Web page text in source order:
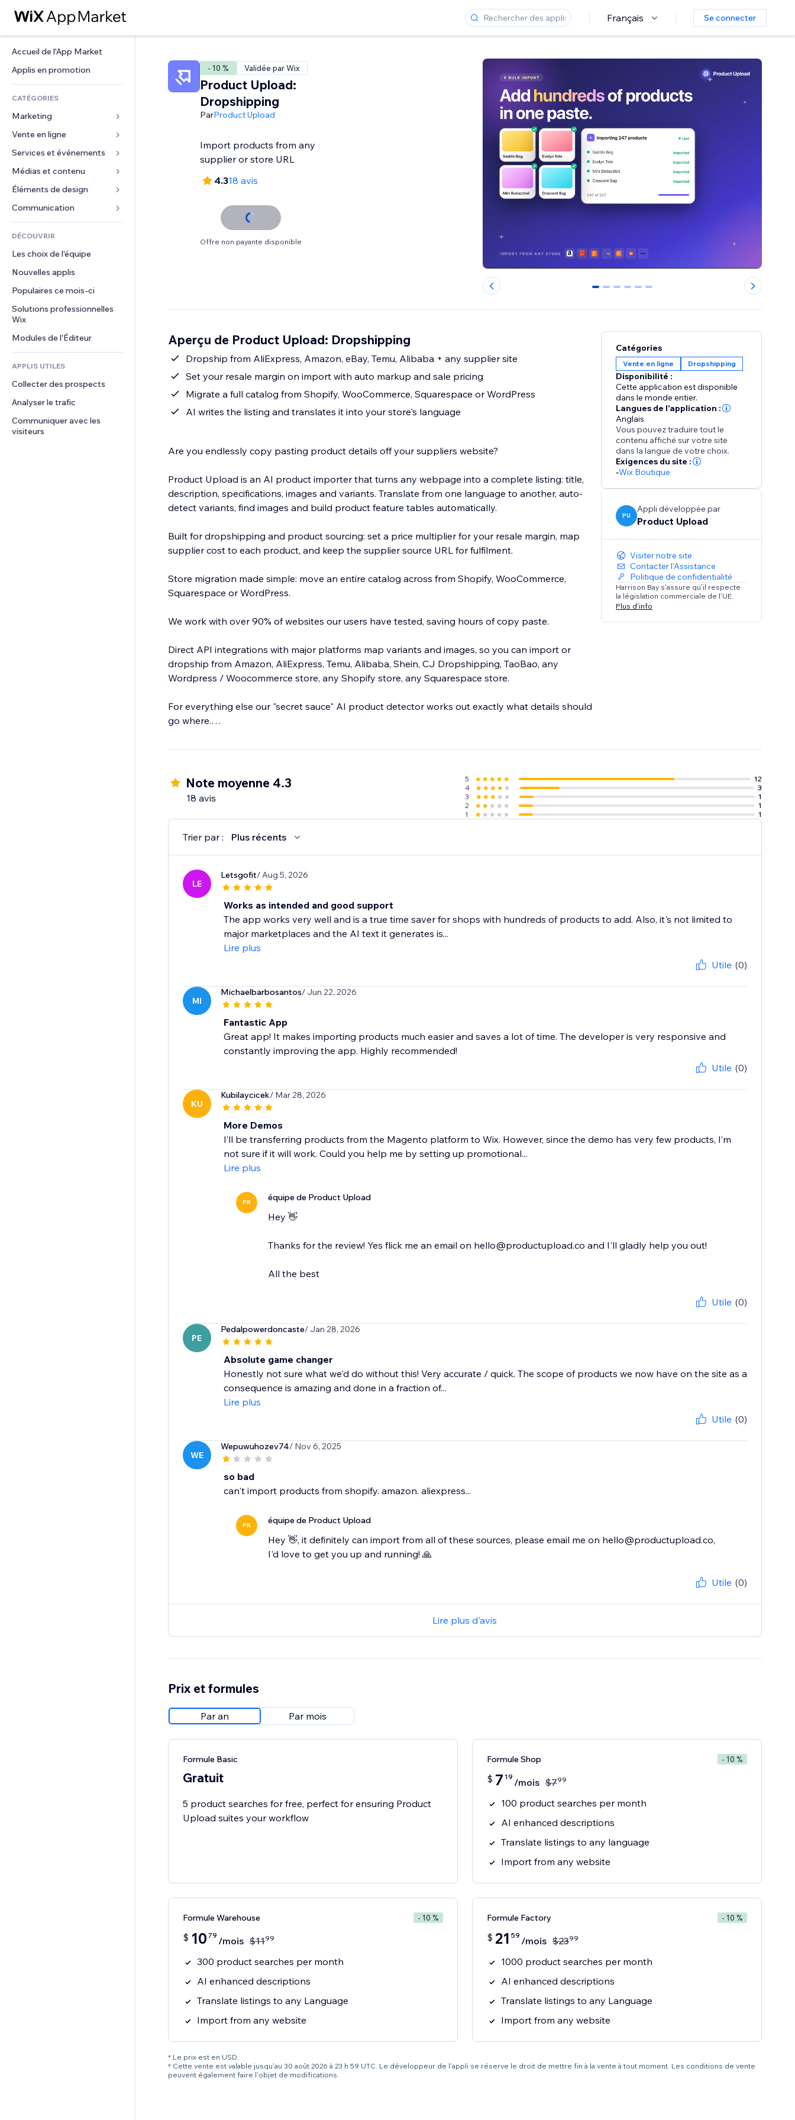
Français Se connecter
Accueil de l'App Market
Applis en promotion
CATÉGORIES
Marketing
Publicités
Mobile
Données analytiques
Réseaux sociaux
Classement de sites
E-mail
Vente en ligne
Applis pour les boutiques
Expédition et livraison
Boutons Vente
Comptabilité
Coupons et fidélisation
Solutions d'entreposage
Financement participatif
Alimentation et boissons
Services et événements
Hôtels
Événements
Restaurants
Immobilier
Réservations
Médias et contenu
Galerie
Musique
Podcasts
Photographie
Vidéo
PDF
Partage de fichiers
Actualités
Services de contenu
Effets de texte
Éléments de design
Cartes et navigation
Confidentialité
Horloge
Modèles de pages
Effets sur images
Boutons et menus
Bannières et badges
Calculateurs
Rechercher
Formulaires
Sondages
Chat
Commentaires
Téléphone
Communauté
Avis et commentaires
DÉCOUVRIR
Les choix de l'équipe
Nouvelles applis
Populaires ce mois‑ci
Solutions professionnelles
Wix
Modules de l'Éditeur
APPLIS UTILES
Collecter des prospects
Analyser le trafic
Communiquer avec les
visiteurs
- 10 % Validée par Wix
Product Upload:
Dropshipping
ParProduct Upload
Import products from any
supplier or store URL
4.318 avis
Offre non payante disponible
0 1 2 3 4 5
Aperçu de Product Upload: Dropshipping
Dropship from AliExpress, Amazon, eBay, Temu, Alibaba + any supplier site
Set your resale margin on import with auto markup and sale pricing
Migrate a full catalog from Shopify, WooCommerce, Squarespace or WordPress
AI writes the listing and translates it into your store's language
Are you endlessly copy pasting product details off your suppliers website?
Product Upload is an AI product importer that turns any webpage into a complete listing: title,
description, specifications, images and variants. Translate from one language to another, auto-
detect variants, find images and build product feature tables automatically.
Built for dropshipping and product sourcing: set a price multiplier for your resale margin, map
supplier cost to each product, and keep the supplier source URL for fulfilment.
Store migration made simple: move an entire catalog across from Shopify, WooCommerce,
Squarespace or WordPress.
We work with over 90% of websites our users have tested, saving hours of copy paste.
Direct API integrations with major platforms map variants and images, so you can import or
dropship from Amazon, AliExpress, Temu, Alibaba, Shein, CJ Dropshipping, TaoBao, any
Wordpress / Woocommerce store, any Shopify store, any Squarespace store.
For everything else our "secret sauce" AI product detector works out exactly what details should
go where.
Clone or add products in bulk, and spend your time selling instead of copy pasting.
Catégories
Vente en ligne Dropshipping
Disponibilité :
Cette application est disponible
dans le monde entier.
Langues de l'application :
Anglais
Vous pouvez traduire tout le
contenu affiché sur votre site
dans la langue de votre choix.
Exigences du site :
-Wix Boutique
PU
Appli développée par
Product Upload
Visiter notre site
Contacter l'Assistance
Politique de confidentialité
Harrison Bay s'assure qu'il respecte
la législation commerciale de l'UE.
Plus d'info
Note moyenne 4.3
18 avis
5
12
4
3
3
1
2
1
1
1
Trier par : Plus récents
LE
Letsgofit/ Aug 5, 2026
Works as intended and good support
The app works very well and is a true time saver for shops with hundreds of products to add. Also, it's not limited to
major marketplaces and the AI text it generates is...
Lire plus
Utile (0)
MI
Michaelbarbosantos/ Jun 22, 2026
Fantastic App
Great app! It makes importing products much easier and saves a lot of time. The developer is very responsive and
constantly improving the app. Highly recommended!
Utile (0)
KU
Kubilaycicek/ Mar 28, 2026
More Demos
I’ll be transferring products from the Magento platform to Wix. However, since the demo has very few products, I’m
not sure if it will work. Could you help me by setting up promotional...
Lire plus
PR équipe de Product Upload
Hey 👋
Thanks for the review! Yes flick me an email on hello@productupload.co and I'll gladly help you out!
All the best
Utile (0)
PE
Pedalpowerdoncaste/ Jan 28, 2026
Absolute game changer
Honestly not sure what we'd do without this! Very accurate / quick. The scope of products we now have on the site as a
consequence is amazing and done in a fraction of...
Lire plus
Utile (0)
WE
Wepuwuhozev74/ Nov 6, 2025
so bad
can't import products from shopify. amazon. aliexpress...
PR équipe de Product Upload
Hey 👋, it definitely can import from all of these sources, please email me on hello@productupload.co,
I'd love to get you up and running! 🙏
Utile (0)
Lire plus d'avis
Prix et formules
Par an Par mois
Formule Basic
Gratuit
5 product searches for free, perfect for ensuring Product
Upload suites your workflow
Formule Shop - 10 %
$ 7 19 /mois $799
100 product searches per month
AI enhanced descriptions
Translate listings to any language
Import from any website
Formule Warehouse - 10 %
$ 10 79 /mois $1199
300 product searches per month
AI enhanced descriptions
Translate listings to any Language
Import from any website
Formule Factory - 10 %
$ 21 59 /mois $2399
1000 product searches per month
AI enhanced descriptions
Translate listings to any Language
Import from any website
* Le prix est en USD.
* Cette vente est valable jusqu'au 30 août 2026 à 23 h 59 UTC. Le développeur de l'appli se réserve le droit de mettre fin à la vente à tout moment. Les conditions de vente
peuvent également faire l'objet de modifications.